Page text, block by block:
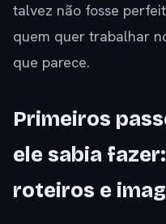
talvez não fosse
quem quer trabalhar
que parece.
Primeiros
ele sabia
roteiros e